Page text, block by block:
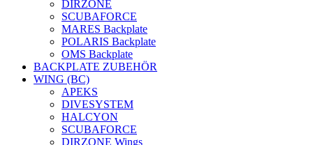
DIRZONE
SCUBAFORCE
MARES Backplate
POLARIS Backplate
OMS Backplate
BACKPLATE ZUBEHÖR
WING (BC)
APEKS
DIVESYSTEM
HALCYON
SCUBAFORCE
DIRZONE Wings